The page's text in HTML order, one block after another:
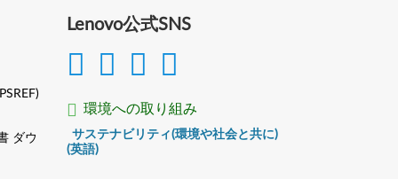
Lenovo公式SNS
環境への取り組み
サステナビリティ(環境や社会と共に)
(英語)
ダウ